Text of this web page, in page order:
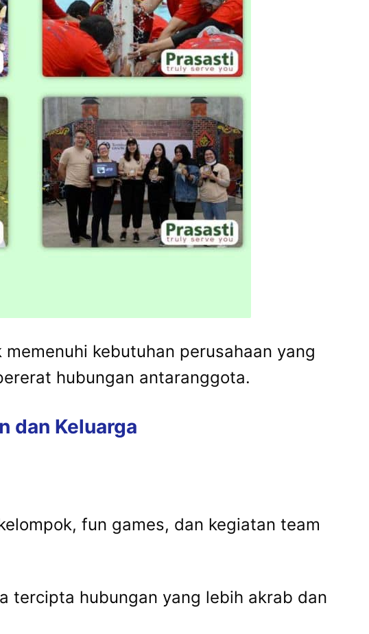
kebutuhan perusahaan yang
hubungan antaranggota.
dan Keluarga
fun games, dan kegiatan team
tercipta hubungan yang lebih akrab dan